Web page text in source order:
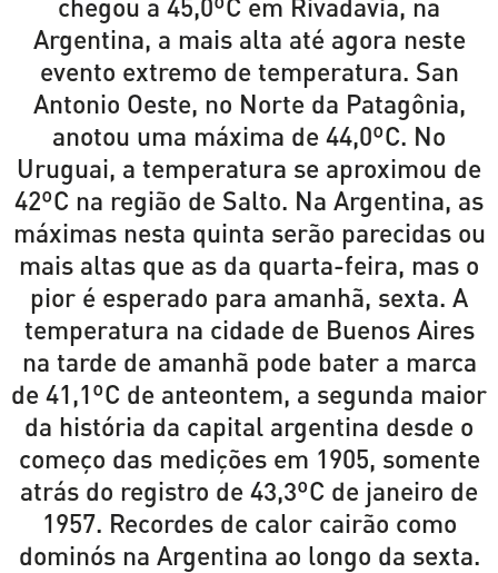
chegou a 45,0ºC em Rivadavia, na
Argentina, a mais alta até agora neste
evento extremo de temperatura. San
Antonio Oeste, no Norte da Patagônia,
anotou uma máxima de 44,0ºC. No
Uruguai, a temperatura se aproximou de
42ºC na região de Salto. Na Argentina, as
máximas nesta quinta serão parecidas ou
mais altas que as da quarta-feira, mas o
pior é esperado para amanhã, sexta. A
temperatura na cidade de Buenos Aires
na tarde de amanhã pode bater a marca
de 41,1ºC de anteontem, a segunda maior
da história da capital argentina desde o
começo das medições em 1905, somente
atrás do registro de 43,3ºC de janeiro de
1957. Recordes de calor cairão como
dominós na Argentina ao longo da sexta.